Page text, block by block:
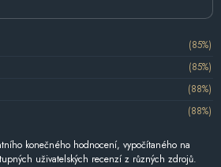
(85%)
(85%)
(88%)
(88%)
konečného hodnocení, vypočítaného na
uživatelských recenzí z různých zdrojů.